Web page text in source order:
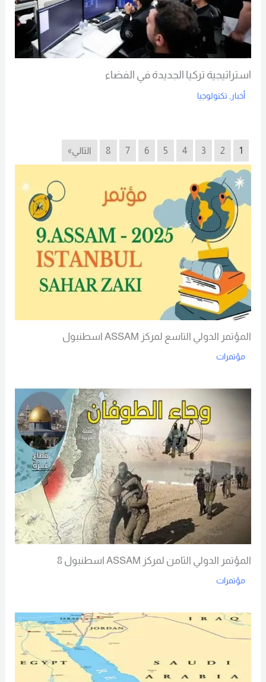
استراتيجية تركيا الجديدة في الفضاء
أخبار تكنولوجيا
1
2
3
4
5
6
7
8 التالي»
المؤتمر الدولي التاسع لمركز ASSAM اسطنبول
مؤتمرات
المؤتمر الدولي الثامن لمركز ASSAM اسطنبول 8
مؤتمرات